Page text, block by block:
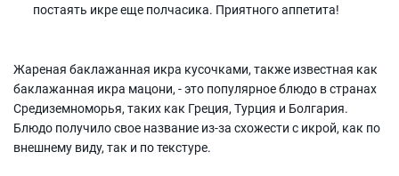
постаять икре еще полчасика. Приятного аппетита!
Жареная баклажанная икра кусочками, также известная как
баклажанная икра мацони, - это популярное блюдо в странах
Средиземноморья, таких как Греция, Турция и Болгария.
Блюдо получило свое название из-за схожести с икрой, как по
внешнему виду, так и по текстуре.